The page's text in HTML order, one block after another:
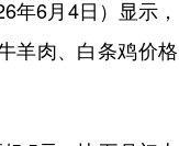
年6月4日）显示，
羊肉、白条鸡价格